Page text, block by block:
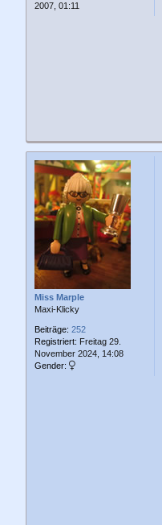
2007, 01:11
Miss Marple
Maxi-Klicky
Beiträge: 252
Registriert: Freitag 29.
November 2024, 14:08
Gender: